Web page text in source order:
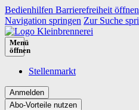
Bedienhilfen Barrierefreiheit öffnen
Navigation springen Zur Suche
Menü
öffnen
Stellenmarkt
Abo-Vorteile nutzen